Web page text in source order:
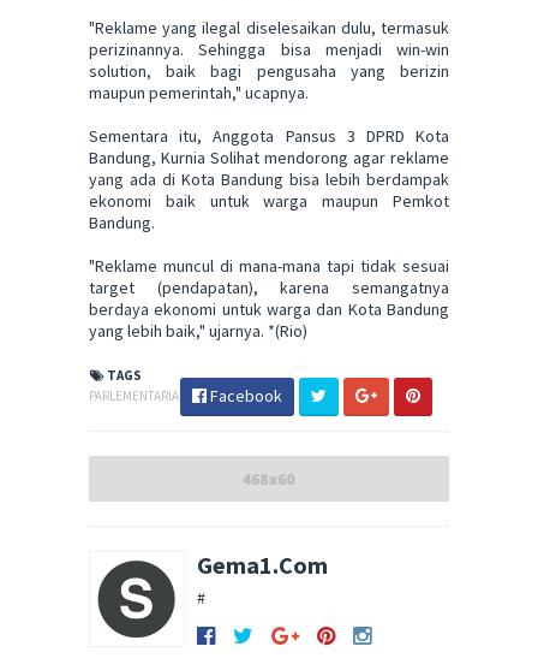
"Reklame yang ilegal diselesaikan dulu, termasuk
perizinannya. Sehingga bisa menjadi win-win
solution, baik bagi pengusaha yang berizin
maupun pemerintah," ucapnya.
Sementara itu, Anggota Pansus 3 DPRD Kota
Bandung, Kurnia Solihat mendorong agar reklame
yang ada di Kota Bandung bisa lebih berdampak
ekonomi baik untuk warga maupun Pemkot
Bandung.
"Reklame muncul di mana-mana tapi tidak sesuai
target (pendapatan), karena semangatnya
berdaya ekonomi untuk warga dan Kota Bandung
yang lebih baik," ujarnya. *(Rio)
TAGS
PARLEMENTARIA
Facebook
Gema1.Com
#